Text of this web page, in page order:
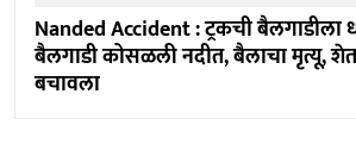
Nanded Accident : ट्रकची
बैलगाडी कोसळली नदीत, बैलाचा मृत्यू,
बचावला